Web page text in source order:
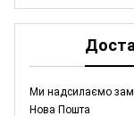
Ми надсилаємо
Нова Пошта